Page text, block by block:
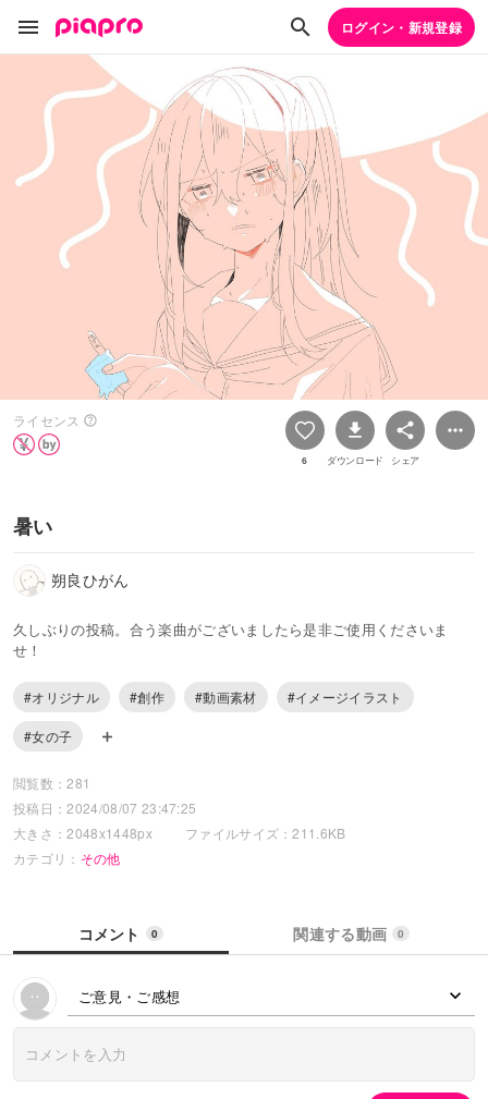
ログイン・新規登録
ライセンス
6 ダウンロード シェア
暑い
朔良ひがん
久しぶりの投稿。合う楽曲がございましたら是非ご使用くださいま
せ！
#オリジナル #創作 #動画素材 #イメージイラスト
#女の子
閲覧数：281
投稿日：2024/08/07 23:47:25
大きさ：2048x1448px
ファイルサイズ：211.6KB
カテゴリ： その他
コメント 0 関連する動画 0
ご意見・ご感想